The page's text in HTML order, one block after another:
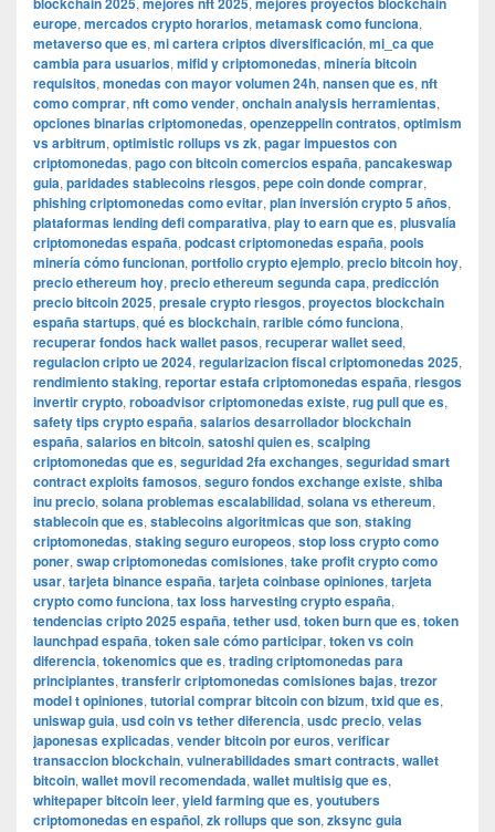
europe, mercados crypto horarios, metamask como funciona,
metaverso que es, mi cartera criptos diversificación, mi_ca que
cambia para usuarios, mifid y criptomonedas, minería bitcoin
requisitos, monedas con mayor volumen 24h, nansen que es, nft
como comprar, nft como vender, onchain analysis herramientas,
opciones binarias criptomonedas, openzeppelin contratos, optimism
vs arbitrum, optimistic rollups vs zk, pagar impuestos con
criptomonedas, pago con bitcoin comercios españa, pancakeswap
guia, paridades stablecoins riesgos, pepe coin donde comprar,
phishing criptomonedas como evitar, plan inversión crypto 5 años,
plataformas lending defi comparativa, play to earn que es, plusvalía
criptomonedas españa, podcast criptomonedas españa, pools
minería cómo funcionan, portfolio crypto ejemplo, precio bitcoin hoy,
precio ethereum hoy, precio ethereum segunda capa, predicción
precio bitcoin 2025, presale crypto riesgos, proyectos blockchain
españa startups, qué es blockchain, rarible cómo funciona,
recuperar fondos hack wallet pasos, recuperar wallet seed,
regulacion cripto ue 2024, regularizacion fiscal criptomonedas 2025,
rendimiento staking, reportar estafa criptomonedas españa, riesgos
invertir crypto, roboadvisor criptomonedas existe, rug pull que es,
safety tips crypto españa, salarios desarrollador blockchain
españa, salarios en bitcoin, satoshi quien es, scalping
criptomonedas que es, seguridad 2fa exchanges, seguridad smart
contract exploits famosos, seguro fondos exchange existe, shiba
inu precio, solana problemas escalabilidad, solana vs ethereum,
stablecoin que es, stablecoins algoritmicas que son, staking
criptomonedas, staking seguro europeos, stop loss crypto como
poner, swap criptomonedas comisiones, take profit crypto como
usar, tarjeta binance españa, tarjeta coinbase opiniones, tarjeta
crypto como funciona, tax loss harvesting crypto españa,
tendencias cripto 2025 españa, tether usd, token burn que es, token
launchpad españa, token sale cómo participar, token vs coin
diferencia, tokenomics que es, trading criptomonedas para
principiantes, transferir criptomonedas comisiones bajas, trezor
model t opiniones, tutorial comprar bitcoin con bizum, txid que es,
uniswap guia, usd coin vs tether diferencia, usdc precio, velas
japonesas explicadas, vender bitcoin por euros, verificar
transaccion blockchain, vulnerabilidades smart contracts, wallet
bitcoin, wallet movil recomendada, wallet multisig que es,
whitepaper bitcoin leer, yield farming que es, youtubers
criptomonedas en español, zk rollups que son, zksync guia